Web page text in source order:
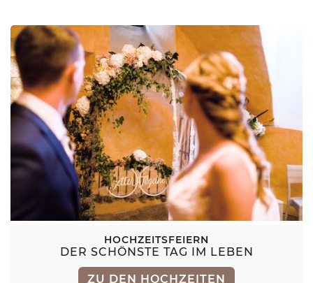
HOCHZEITSFEIERN
DER SCHÖNSTE TAG IM LEBEN
ZU DEN HOCHZEITEN